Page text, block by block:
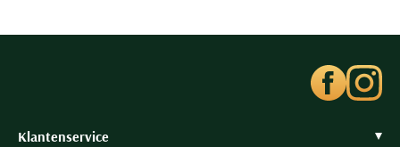
Klantenservice